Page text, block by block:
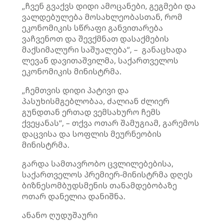
„ჩვენ გვაქვს დიდი ამოცანები, გეგმები და
ვალდებულება მოსახლეობასთან, რომ
ეკონომიკის სწრაფი განვითარება
ვაჩვენოთ და შევქმნათ დასაქმების
მაქსიმალური საშუალება“, – განაცხადა
ლევან დავითაშვილმა, საქართველოს
ეკონომიკის მინისტრმა.
„ჩემთვის დიდი პატივი და
პასუხისმგებლობაა, ძალიან ძლიერ
გუნდთან ერთად ვემსახურო ჩემს
ქვეყანას“, – თქვა ოთარ შამუგიამ, გარემოს
დაცვისა და სოფლის მეურნეობის
მინისტრმა.
გარდა სამთავრობო ცვლილებებისა,
საქართველოს პრემიერ-მინისტრმა დღეს
ბიზნესომბუდსმენის თანამდებობაზე
ოთარ დანელია დანიშნა.
ანანო ღუდუშაური